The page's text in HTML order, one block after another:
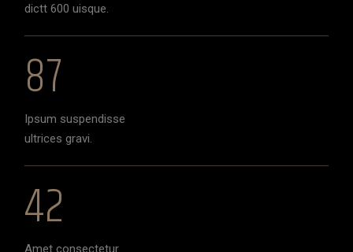
dictt 600 uisque.
87
Ipsum suspendisse
ultrices gravi.
42
Amet consectetur